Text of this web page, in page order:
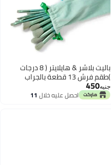
باليت بلاشر & هايلايتر ( 8 درجات
)طقم فرش 13 قطعة بالجراب
المينت ناعمين
جنيه450
احصل عليه خلال 11